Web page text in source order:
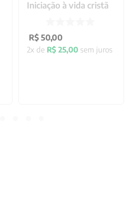
Iniciação à vida cristã
R$ 50,00
2x de R$ 25,00 sem juros